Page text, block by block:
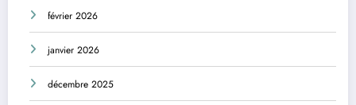
février 2026
janvier 2026
décembre 2025